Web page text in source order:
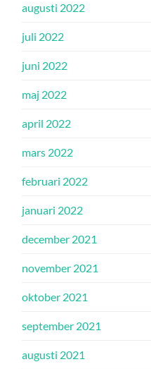
augusti 2022
juli 2022
juni 2022
maj 2022
april 2022
mars 2022
februari 2022
januari 2022
december 2021
november 2021
oktober 2021
september 2021
augusti 2021